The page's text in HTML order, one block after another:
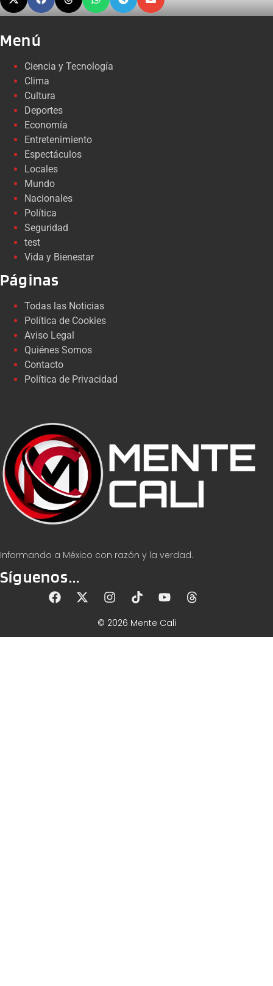
Informando a México con razón y la verdad.
Síguenos...
Menú
Ciencia y Tecnología
Clima
Cultura
Deportes
Economía
Entretenimiento
Espectáculos
Locales
Mundo
Nacionales
Política
Seguridad
test
Vida y Bienestar
Páginas
Todas las Noticias
Política de Cookies
Aviso Legal
Quiénes Somos
Contacto
Política de Privacidad
© 2026 Mente Cali